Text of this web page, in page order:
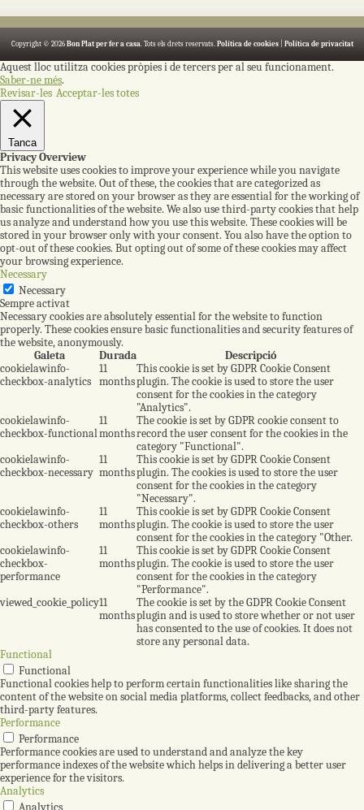
Copyright © 2026 Bon Plat per fer a casa. Tots els drets reservats. Política de cookies| Política de privacitat
Aquest lloc utilitza cookies pròpies i de tercers per al seu funcionament.
Saber-ne més.
Revisar-les Acceptar-les totes
Tanca
Privacy Overview
This website uses cookies to improve your experience while you navigate
through the website. Out of these, the cookies that are categorized as
necessary are stored on your browser as they are essential for the working of
basic functionalities of the website. We also use third-party cookies that help
us analyze and understand how you use this website. These cookies will be
stored in your browser only with your consent. You also have the option to
opt-out of these cookies. But opting out of some of these cookies may affect
your browsing experience.
Necessary
Necessary
Sempre activat
Necessary cookies are absolutely essential for the website to function
properly. These cookies ensure basic functionalities and security features of
the website, anonymously.
Galeta
Durada
Descripció
cookielawinfo-
checkbox-analytics
11
months
This cookie is set by GDPR Cookie Consent
plugin. The cookie is used to store the user
consent for the cookies in the category
"Analytics".
cookielawinfo-
checkbox-functional
11
months
The cookie is set by GDPR cookie consent to
record the user consent for the cookies in the
category "Functional".
cookielawinfo-
checkbox-necessary
11
months
This cookie is set by GDPR Cookie Consent
plugin. The cookies is used to store the user
consent for the cookies in the category
"Necessary".
cookielawinfo-
checkbox-others
11
months
This cookie is set by GDPR Cookie Consent
plugin. The cookie is used to store the user
consent for the cookies in the category "Other.
cookielawinfo-
checkbox-
performance
11
months
This cookie is set by GDPR Cookie Consent
plugin. The cookie is used to store the user
consent for the cookies in the category
"Performance".
viewed_cookie_policy11
months
The cookie is set by the GDPR Cookie Consent
plugin and is used to store whether or not user
has consented to the use of cookies. It does not
store any personal data.
Functional
Functional
Functional cookies help to perform certain functionalities like sharing the
content of the website on social media platforms, collect feedbacks, and other
third-party features.
Performance
Performance
Performance cookies are used to understand and analyze the key
performance indexes of the website which helps in delivering a better user
experience for the visitors.
Analytics
Analytics